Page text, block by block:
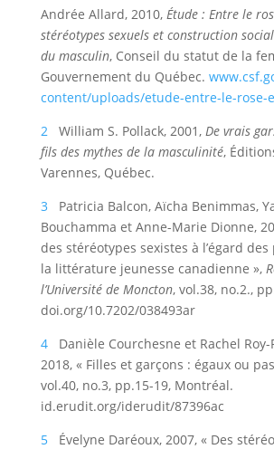
Andrée Allard, 2010, Étude : Entre le
stéréotypes sexuels et construction
du masculin, Conseil du statut de la
Gouvernement du Québec.
content/uploads/etude-entre-le-rose-
2William S. Pollack, 2001, De vrais
fils des mythes de la masculinité,
Varennes, Québec.
3Patricia Balcon, Aïcha Benimmas,
Bouchamma et Anne-Marie Dionne,
des stéréotypes sexistes à l’égard
la littérature jeunesse canadienne »,
l’Université de Moncton, vol.38, no.2.,
doi.org/10.7202/038493ar
4Danièle Courchesne et Rachel Roy-
2018, « Filles et garçons : égaux ou
vol.40, no.3, pp.15-19, Montréal.
id.erudit.org/iderudit/87396ac
5Évelyne Daréoux, 2007, « Des